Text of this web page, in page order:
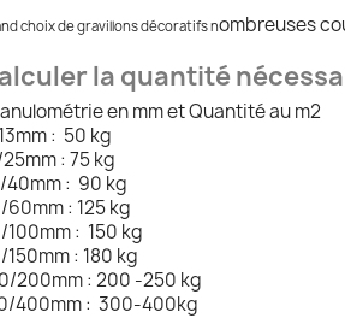
choix de gravillons décoratifs nombreuses
la quantité
en mm et Quantité au m2
: 50 kg
: 75 kg
40mm : 90 kg
: 125 kg
: 150 kg
: 180 kg
200mm : 200 -250 kg
400mm : 300-400kg